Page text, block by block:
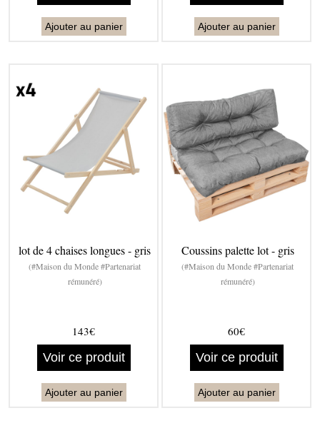
Ajouter au panier Ajouter au panier
lot de 4 chaises longues - gris
(#Maison du Monde #Partenariat
rémunéré)
143€
Voir ce produit
Ajouter au panier
Coussins palette lot - gris
(#Maison du Monde #Partenariat
rémunéré)
60€
Voir ce produit
Ajouter au panier